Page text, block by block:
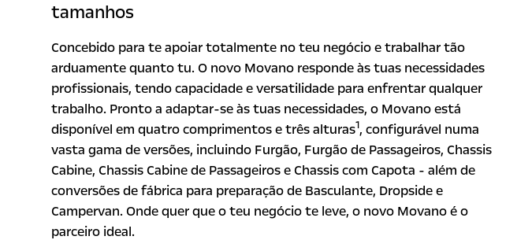
tamanhos
Concebido para te apoiar totalmente no teu negócio e trabalhar tão
arduamente quanto tu. O novo Movano responde às tuas necessidades
profissionais, tendo capacidade e versatilidade para enfrentar qualquer
trabalho. Pronto a adaptar-se às tuas necessidades, o Movano está
disponível em quatro comprimentos e três alturas1, configurável numa
vasta gama de versões, incluindo Furgão, Furgão de Passageiros, Chassis
Cabine, Chassis Cabine de Passageiros e Chassis com Capota - além de
conversões de fábrica para preparação de Basculante, Dropside e
Campervan. Onde quer que o teu negócio te leve, o novo Movano é o
parceiro ideal.